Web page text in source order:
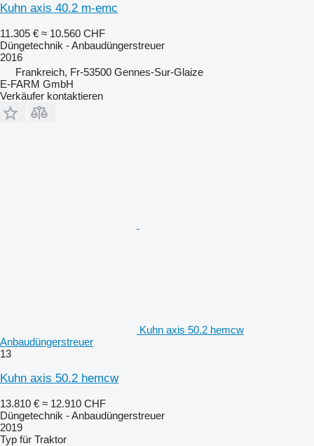
Kuhn axis 40.2 m-emc
11.305 € ≈ 10.560 CHF
Düngetechnik - Anbaudüngerstreuer
2016
Frankreich, Fr-53500 Gennes-Sur-Glaize
E-FARM GmbH
Verkäufer kontaktieren
Kuhn axis 50.2 hemcw
Anbaudüngerstreuer
13
Kuhn axis 50.2 hemcw
13.810 € ≈ 12.910 CHF
Düngetechnik - Anbaudüngerstreuer
2019
Typ für Traktor